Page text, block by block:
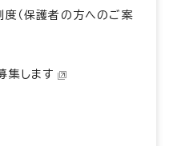
（保護者の方へのご案
集します